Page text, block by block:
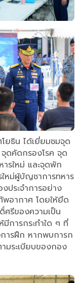
ธิน ได้เยี่ยมชมจุด
ดคัดกรองโรค จุด
ารใหม่ และจุดพัก
หม่ผู้บัญชาการทหาร
ประจำการอย่าง
พอากาศ โดยให้ยึด
ศรีของความเป็น
การกระทำใด ๆ ที่
การฝึก หากพบการก
ามระเบียบของกอง